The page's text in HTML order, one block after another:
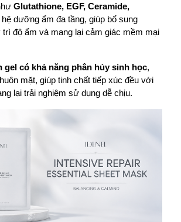
Glutathione, EGF, Ceramide,
hệ dưỡng ẩm đa tầng, giúp bổ sung
độ ẩm và mang lại cảm giác mềm mại
gel có khả năng phân hủy sinh học,
mặt, giúp tinh chất tiếp xúc đều với